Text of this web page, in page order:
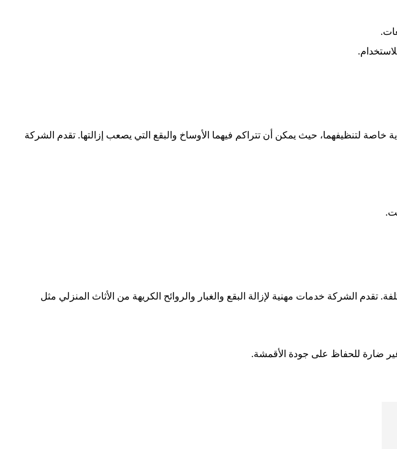
خاصة لتنظيفهما، حيث يمكن أن تتراكم فيهما الأوساخ والبقع التي يصعب إزالتها. تقدم الشركة
الشركة خدمات مهنية لإزالة البقع والغبار والروائح الكريهة من الأثاث المنزلي مثل
ضارة للحفاظ على جودة الأقمشة.